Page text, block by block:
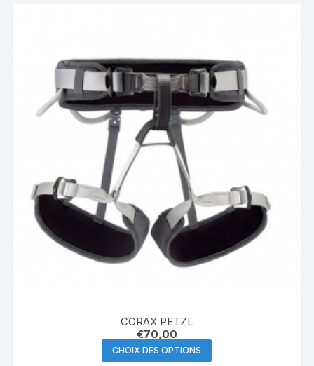
CORAX PETZL
€70,00
CHOIX DES OPTIONS
produit